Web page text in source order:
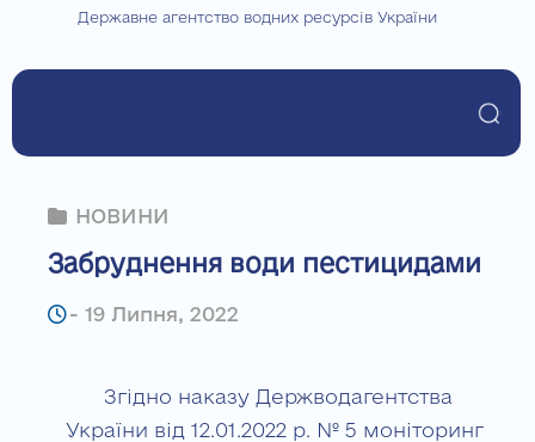
Державне агентство водних ресурсів України
НОВИНИ
Забруднення води пестицидами
- 19 Липня, 2022
Згідно наказу Держводагентства
України від 12.01.2022 р. № 5 моніторинг